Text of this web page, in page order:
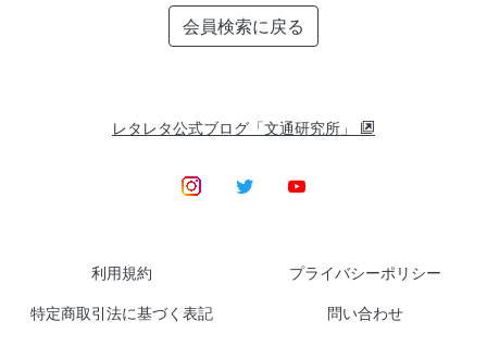
会員検索に戻る
レタレタ公式ブログ「文通研究所」
利用規約 プライバシーポリシー
特定商取引法に基づく表記 問い合わせ